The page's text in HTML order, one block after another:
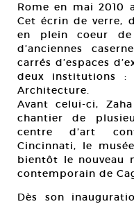
Rome en mai 2010
Cet écrin de verre,
en plein coeur de
d’anciennes
carrés d’espaces
deux institutions :
Architecture.
Avant celui-ci,
chantier de
centre d’art
Cincinnati, le
bientôt le nouveau
contemporain de
Dès son